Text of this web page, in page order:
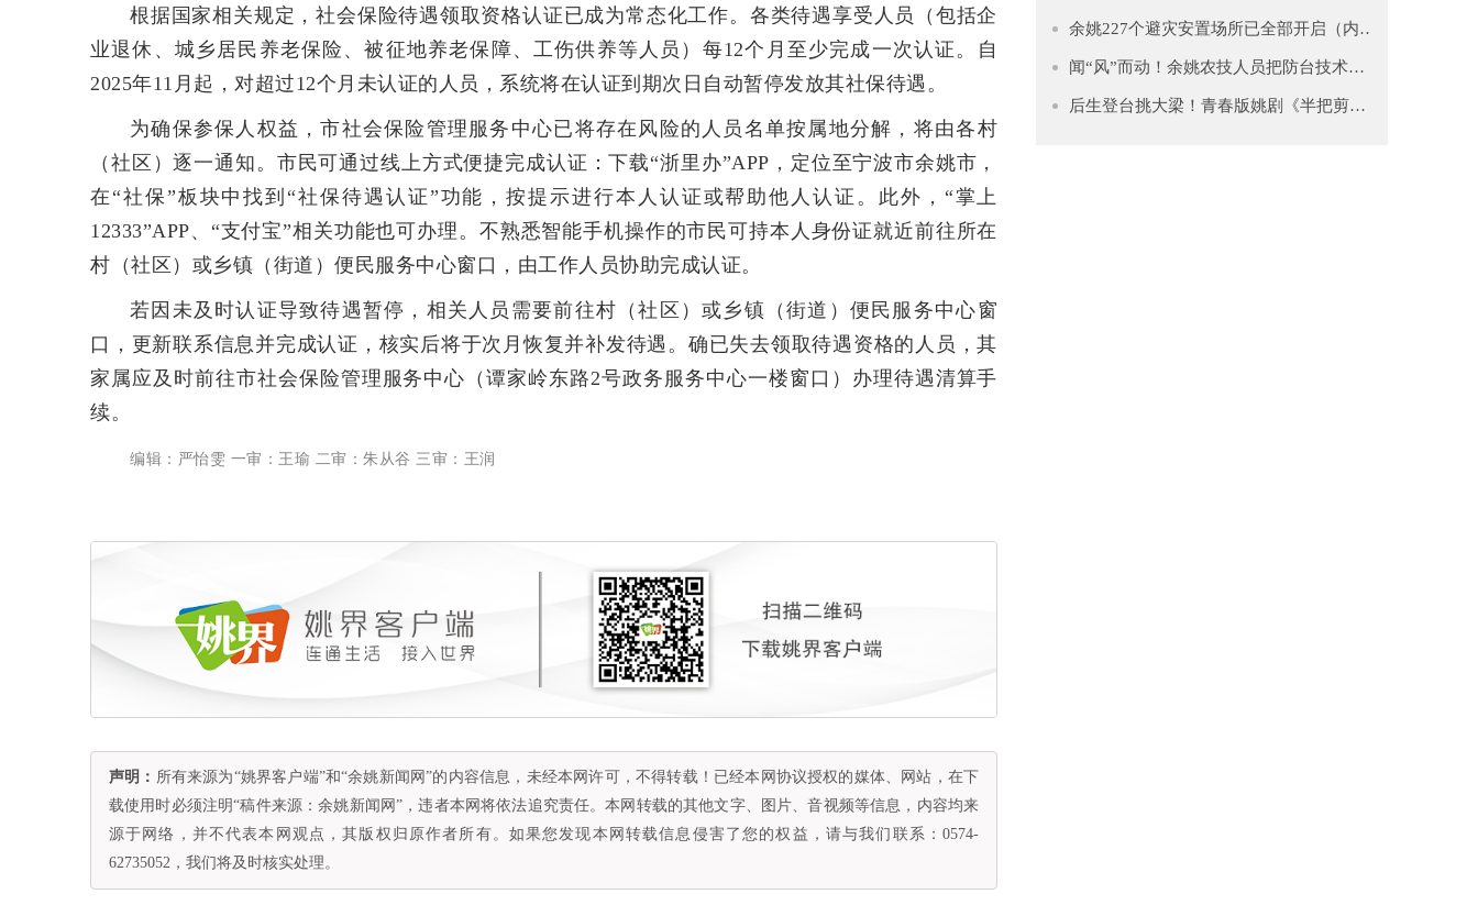
根据国家相关规定，社会保险待遇领取资格认证已成为常态化工作。各类待遇享受人员（包括企
业退休、城乡居民养老保险、被征地养老保障、工伤供养等人员）每12个月至少完成一次认证。自
2025年11月起，对超过12个月未认证的人员，系统将在认证到期次日自动暂停发放其社保待遇。
为确保参保人权益，市社会保险管理服务中心已将存在风险的人员名单按属地分解，将由各村
（社区）逐一通知。市民可通过线上方式便捷完成认证：下载“浙里办”APP，定位至宁波市余姚市，
在“社保”板块中找到“社保待遇认证”功能，按提示进行本人认证或帮助他人认证。此外，“掌上
12333”APP、“支付宝”相关功能也可办理。不熟悉智能手机操作的市民可持本人身份证就近前往所在
村（社区）或乡镇（街道）便民服务中心窗口，由工作人员协助完成认证。
若因未及时认证导致待遇暂停，相关人员需要前往村（社区）或乡镇（街道）便民服务中心窗
口，更新联系信息并完成认证，核实后将于次月恢复并补发待遇。确已失去领取待遇资格的人员，其
家属应及时前往市社会保险管理服务中心（谭家岭东路2号政务服务中心一楼窗口）办理待遇清算手
续。
编辑：严怡雯 一审：王瑜 二审：朱从谷 三审：王润
声明： 所有来源为“姚界客户端”和“余姚新闻网”的内容信息，未经本网许可，不得转载！已经本网协议授权的媒体、网站，在下
载使用时必须注明“稿件来源：余姚新闻网”，违者本网将依法追究责任。本网转载的其他文字、图片、音视频等信息，内容均来
源于网络，并不代表本网观点，其版权归原作者所有。如果您发现本网转载信息侵害了您的权益，请与我们联系：0574-
62735052，我们将及时核实处理。
余姚227个避灾安置场所已全部开启（内附安置点清单）
闻“风”而动！余姚农技人员把防台技术送到田间地头
后生登台挑大梁！青春版姚剧《半把剪刀》昨晚首演